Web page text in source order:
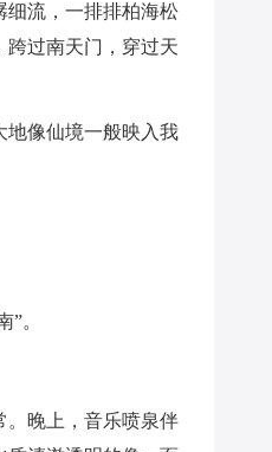
细流，一排排柏海松
跨过南天门，穿过天
像仙境一般映入我
。
晚上，音乐喷泉伴